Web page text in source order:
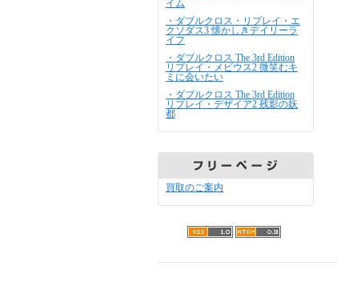
イム
・ダブルクロス・リプレイ・エ
クソダス3 懐かしきデイリーラ
イフ
・ダブルクロス The 3rd Edition
リプレイ・メビウス2 微笑むキ
ミに会いたい
・ダブルクロス The 3rd Edition
リプレイ・デザイア2 残影の妖
都
買取のご案内